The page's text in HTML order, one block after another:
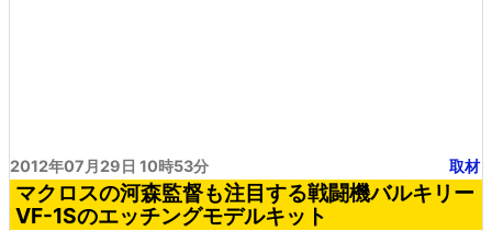
2012年07月29日 10時53分 取材
マクロスの河森監督も注目する戦闘機バルキリー
VF-1Sのエッチングモデルキット